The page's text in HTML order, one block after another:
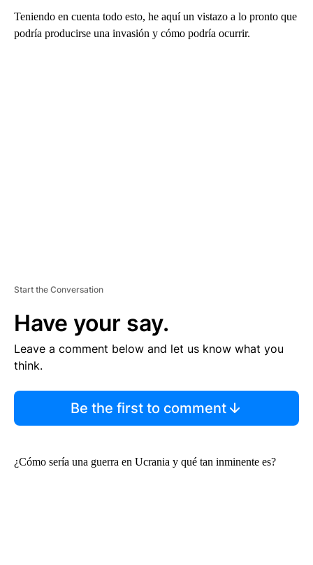
Teniendo en cuenta todo esto, he aquí un vistazo a lo pronto que
podría producirse una invasión y cómo podría ocurrir.
Start the Conversation
Have your say.
Leave a comment below and let us know what you
think.
Be the first to comment
¿Cómo sería una guerra en Ucrania y qué tan inminente es?